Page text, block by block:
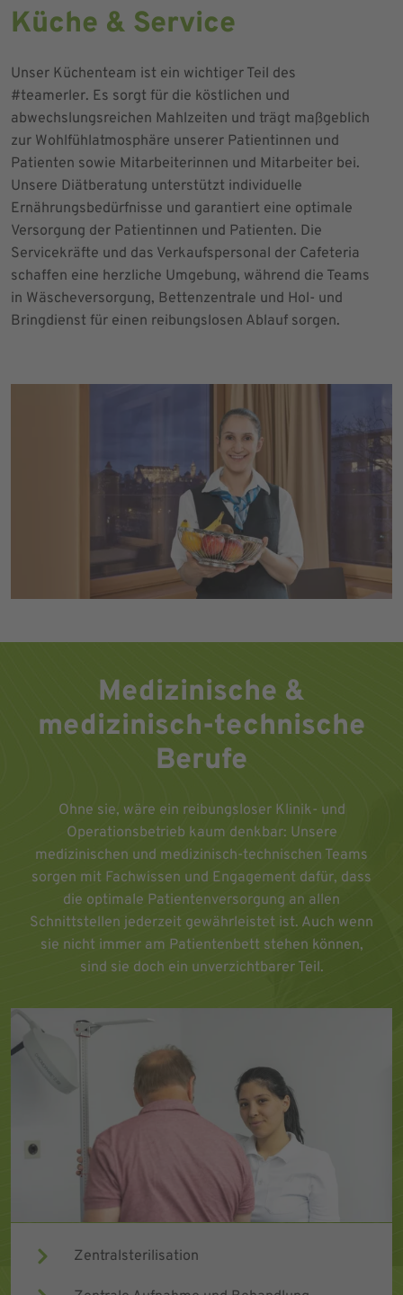
Küche & Service
Unser Küchenteam ist ein wichtiger Teil des
#teamerler. Es sorgt für die köstlichen und
abwechslungsreichen Mahlzeiten und trägt maßgeblich
zur Wohlfühlatmosphäre unserer Patientinnen und
Patienten sowie Mitarbeiterinnen und Mitarbeiter bei.
Unsere Diätberatung unterstützt individuelle
Ernährungsbedürfnisse und garantiert eine optimale
Versorgung der Patientinnen und Patienten. Die
Servicekräfte und das Verkaufspersonal der Cafeteria
schaffen eine herzliche Umgebung, während die Teams
in Wäscheversorgung, Bettenzentrale und Hol- und
Bringdienst für einen reibungslosen Ablauf sorgen.
Medizinische &
medizinisch-technische
Berufe
Ohne sie, wäre ein reibungsloser Klinik- und
Operationsbetrieb kaum denkbar: Unsere
medizinischen und medizinisch-technischen Teams
sorgen mit Fachwissen und Engagement dafür, dass
die optimale Patientenversorgung an allen
Schnittstellen jederzeit gewährleistet ist. Auch wenn
sie nicht immer am Patientenbett stehen können,
sind sie doch ein unverzichtbarer Teil.
Zentralsterilisation